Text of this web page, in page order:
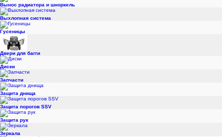
Вынос радиатора и шноркель
Выхлопная система
Гусеницы
Двери для багги
Диски
Запчасти
Защита днища
Защита порогов SSV
Защита рук
Зеркала